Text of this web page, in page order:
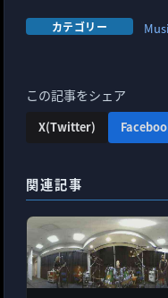
カテゴリー
この記事をシェア
X(Twitter)
関連記事